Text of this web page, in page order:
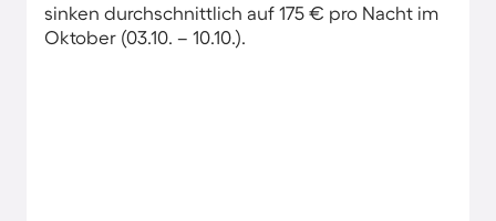
sinken durchschnittlich auf 175 € pro Nacht im
Oktober (03.10. – 10.10.).